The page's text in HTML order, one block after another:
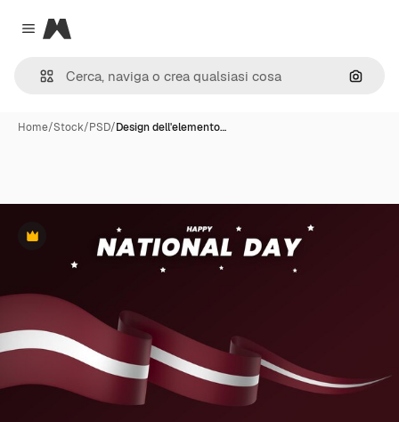
Close menu
Magnific
Cerca
Home/Stock/PSD/Design dell'elemento…
Premium